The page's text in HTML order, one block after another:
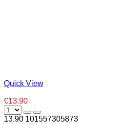
Quick View
€13.90
13.90 101557305873